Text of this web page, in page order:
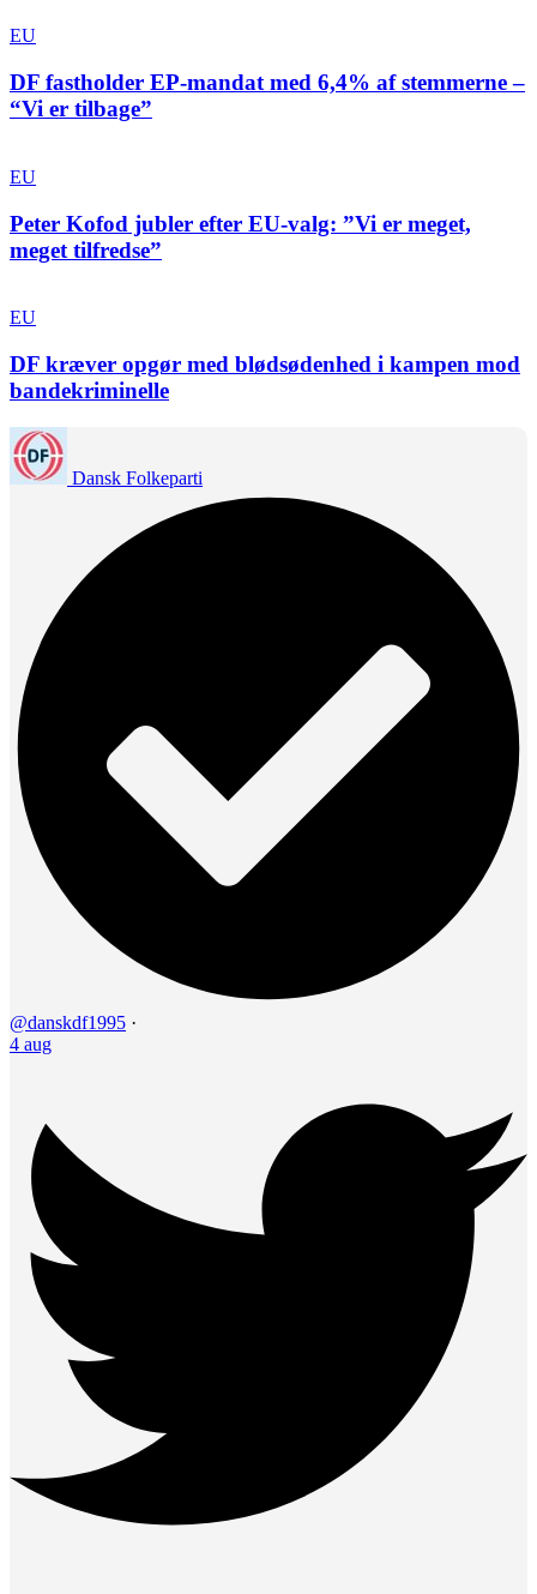
EU
DF fastholder EP-mandat med 6,4% af stemmerne –
“Vi er tilbage”
EU
Peter Kofod jubler efter EU-valg: ”Vi er meget,
meget tilfredse”
EU
DF kræver opgør med blødsødenhed i kampen mod
bandekriminelle
Dansk Folkeparti
@danskdf1995 ·
4 aug